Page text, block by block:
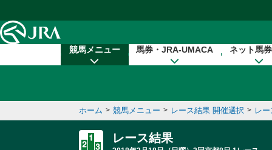
競馬メニュー 馬券・JRA-UMACA ネット馬
ホーム > 競馬メニュー > レース結果 開催選択 > レ
レース結果